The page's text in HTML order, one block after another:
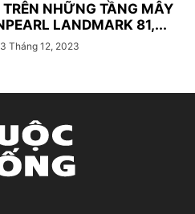
TRÊN NHỮNG TẦNG MÂY
LANDMARK 81,...
3 Tháng 12, 2023